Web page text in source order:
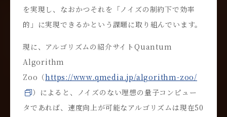
を実現し、なおかつそれを「ノイズの制約下で効率
的」に実現できるかという課題に取り組んでいます。
現に、アルゴリズムの紹介サイトQuantum
Algorithm
Zoo（https://www.qmedia.jp/algorithm-zoo/
）によると、ノイズのない理想の量子コンピュー
タであれば、速度向上が可能なアルゴリズムは現在50